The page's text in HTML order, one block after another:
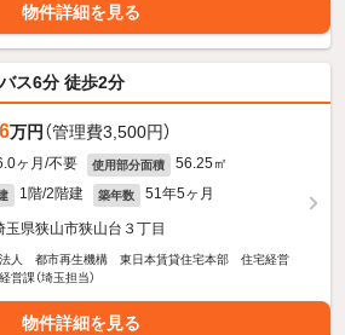
物件詳細を見る
ス6分 徒歩2分
万円 （管理費3,500円）
ヶ月/不要 使用部分面積 56.25㎡
1階/2階建 築年数 51年5ヶ月
玉県狭山市狭山台３丁目
法人 都市再生機構 東日本賃貸住宅本部 住宅経営
課（埼玉担当）
物件詳細を見る